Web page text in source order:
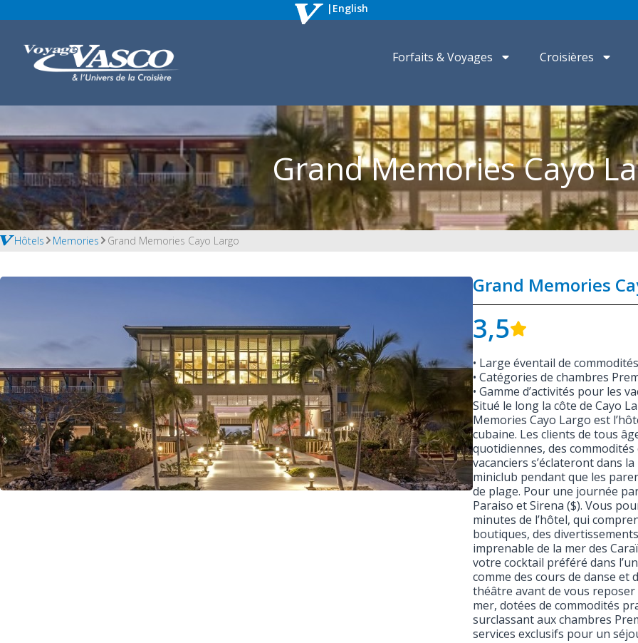
| English
Forfaits & Voyages Croisières
Grand Memories Cayo
Hôtels Memories Grand Memories Cayo Largo
Grand Memories
3,5
• Large éventail de
• Catégories de chambres
• Gamme d’activités pour les
Situé le long la côte de Cayo
Memories Cayo Largo est
cubaine. Les clients de tous
quotidiennes, des
vacanciers s’éclateront dans
miniclub pendant que les
de plage. Pour une journée
Paraiso et Sirena ($). Vous
minutes de l’hôtel, qui
boutiques, des
imprenable de la mer des
votre cocktail préféré dans
comme des cours de danse et
théâtre avant de vous
mer, dotées de commodités
surclassant aux chambres
services exclusifs pour un